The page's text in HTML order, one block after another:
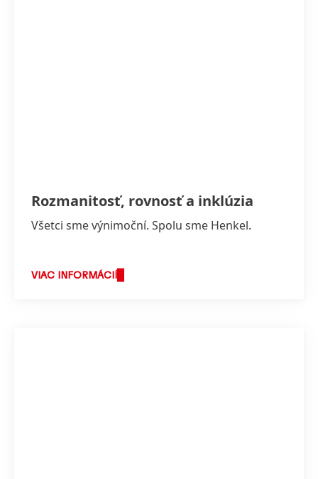
Rozmanitosť, rovnosť a inklúzia
Všetci sme výnimoční. Spolu sme Henkel.
VIAC INFORMÁCIÍ